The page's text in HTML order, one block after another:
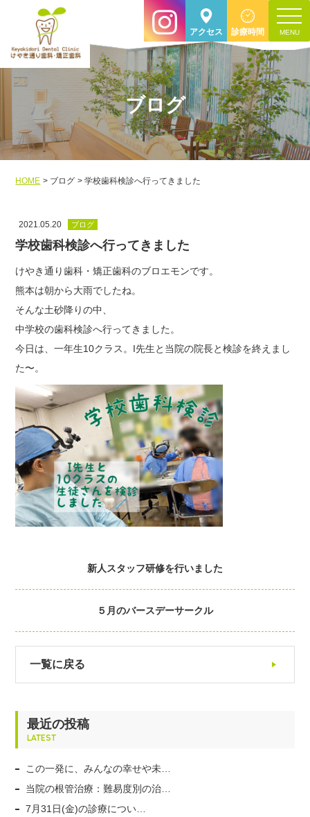
アクセス 診療時間
toggle
ブログ
HOME ブログ 学校歯科検診へ行ってきました
2021.05.20 ブログ
学校歯科検診へ行ってきました
けやき通り歯科・矯正歯科のブロエモンです。
熊本は朝から大雨でしたね。
そんな土砂降りの中、
中学校の歯科検診へ行ってきました。
今日は、一年生10クラス。I先生と当院の院長と検診を終えまし
た〜。
新人スタッフ研修を行いました
５月のバースデーサークル
一覧に戻る
最近の投稿
LATEST
この一発に、みんなの幸せや未…
当院の根管治療：難易度別の治…
7月31日(金)の診療につい…